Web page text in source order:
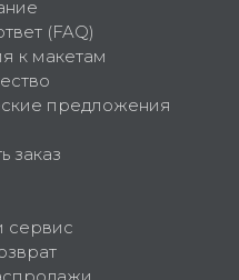
(FAQ)
к макетам
предложения
заказ
сервис